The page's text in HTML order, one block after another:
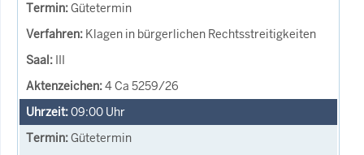
Gütetermin
Klagen in bürgerlichen Rechtsstreitigkeiten
III
4 Ca 5259/26
09:00 Uhr
Gütetermin